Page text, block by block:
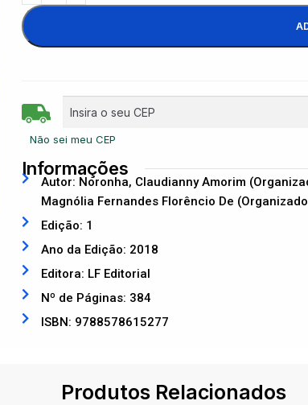
Não sei meu CEP
Informações
Autor: Noronha, Claudianny Amorim
Magnólia Fernandes Florêncio De
Edição: 1
Ano da Edição: 2018
Editora: LF Editorial
Nº de Páginas: 384
ISBN: 9788578615277
Produtos Relacionados